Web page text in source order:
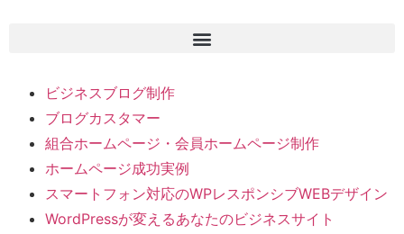
ビジネスブログ制作
ブログカスタマー
組合ホームページ・会員ホームページ制作
ホームページ成功実例
スマートフォン対応のWPレスポンシブWEBデザイン
WordPressが変えるあなたのビジネスサイト